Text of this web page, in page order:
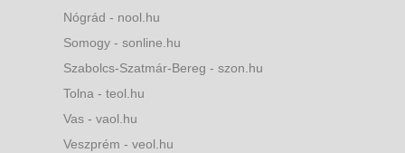
Nógrád - nool.hu
Somogy - sonline.hu
Szabolcs-Szatmár-Bereg - szon.hu
Tolna - teol.hu
Vas - vaol.hu
Veszprém - veol.hu